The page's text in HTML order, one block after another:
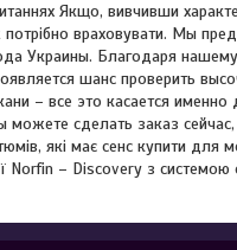
Якщо, вивчивши
враховувати. Мы
Украины. Благодаря нашему
шанс проверить
– все это касается именно
сделать заказ сейчас,
які має сенс купити для
– Discovery з системою